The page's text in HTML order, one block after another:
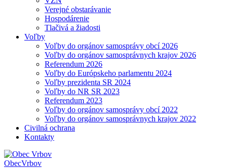
Verejné obstarávanie
Hospodárenie
Tlačivá a žiadosti
Voľby
Voľby do orgánov samosprávy obcí 2026
Voľby do orgánov samosprávnych krajov 2026
Referendum 2026
Voľby do Európskeho parlamentu 2024
Voľby prezidenta SR 2024
Voľby do NR SR 2023
Referendum 2023
Voľby do orgánov samosprávy obcí 2022
Voľby do orgánov samosprávnych krajov 2022
Civilná ochrana
Kontakty
ObecVrbov